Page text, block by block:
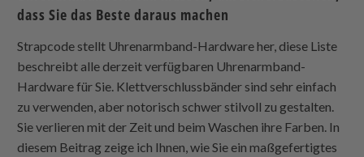
dass Sie das Beste daraus machen
Strapcode stellt Uhrenarmband-Hardware her, diese Liste
beschreibt alle derzeit verfügbaren Uhrenarmband-
Hardware für Sie. Klettverschlussbänder sind sehr einfach
zu verwenden, aber notorisch schwer stilvoll zu gestalten.
Sie verlieren mit der Zeit und beim Waschen ihre Farben. In
diesem Beitrag zeige ich Ihnen, wie Sie ein maßgefertigtes